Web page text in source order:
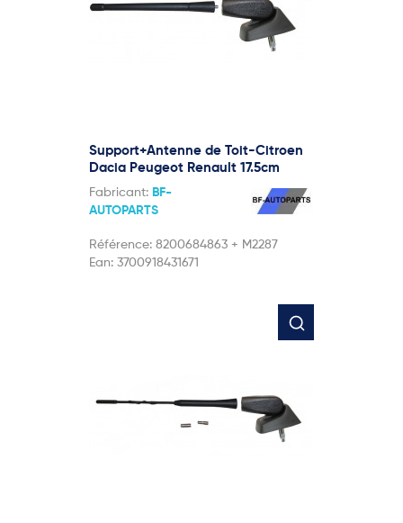
Support+Antenne de Toit-Citroen
Dacia Peugeot Renault 17.5cm
Fabricant: BF-
AUTOPARTS
Référence: 8200684863 + M2287
Ean: 3700918431671